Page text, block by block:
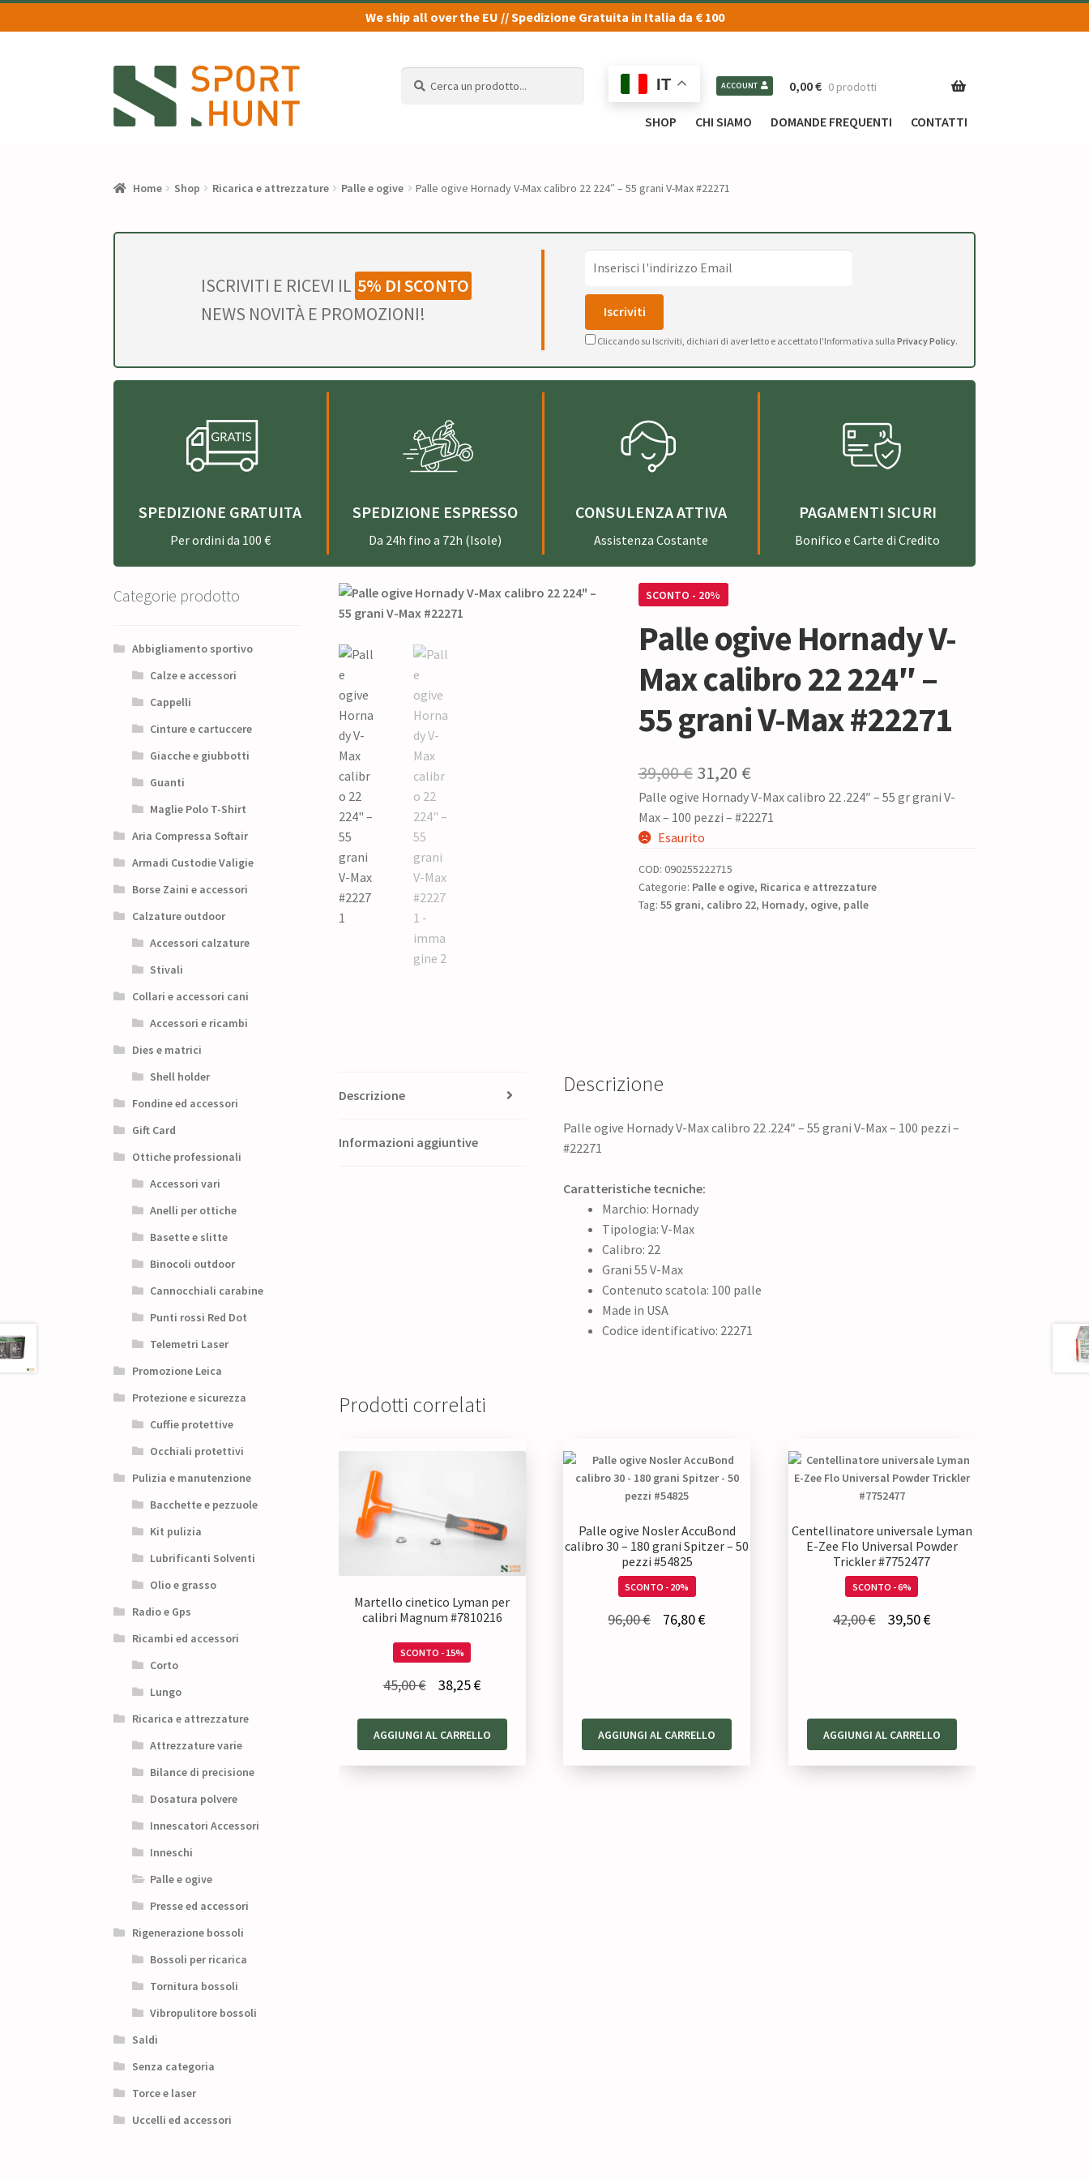
We ship all over the EU // Spedizione Gratuita in Italia da € 100
alla
navigazione
al
contenuto
IT ACCOUNT 0,00€ 0 prodotti
SHOP CHI SIAMO DOMANDE FREQUENTI CONTATTI
Home Shop Ricarica e attrezzature Palle e ogive Palle ogive Hornady V-Max calibro 22 224″ – 55 grani V-Max #22271
ISCRIVITI E RICEVI IL 5% DI SCONTO
NEWS NOVITÀ E PROMOZIONI!
Cliccando su Iscriviti, dichiari di aver letto e accettato l'Informativa sulla Privacy Policy.
SPEDIZIONE GRATUITA
Per ordini da 100 €
SPEDIZIONE ESPRESSO
Da 24h fino a 72h (Isole)
CONSULENZA ATTIVA
Assistenza Costante
PAGAMENTI SICURI
Bonifico e Carte di Credito
SCONTO - 20%
Palle ogive Hornady V-
Max calibro 22 224″ –
55 grani V-Max #22271
39,00€ Il
prezzo
originale
39,00 €.
31,20 €Il
prezzo
31,20 €.
Palle ogive Hornady V-Max calibro 22 .224″ – 55 gr grani V-
Max – 100 pezzi – #22271
Esaurito
COD: 090255222715
Categorie: Palle e ogive, Ricarica e attrezzature
Tag: 55 grani, calibro 22, Hornady, ogive, palle
Descrizione
Informazioni aggiuntive
Descrizione
Palle ogive Hornady V-Max calibro 22 .224″ – 55 grani V-Max – 100 pezzi –
#22271
Caratteristiche tecniche:
Marchio: Hornady
Tipologia: V-Max
Calibro: 22
Grani 55 V-Max
Contenuto scatola: 100 palle
Made in USA
Codice identificativo: 22271
Prodotti correlati
Martello cinetico Lyman per
calibri Magnum #7810216
SCONTO - 15%
45,00€
originale
era:
38,25€Il
attuale
è:
AGGIUNGI AL CARRELLO
Palle ogive Nosler AccuBond
calibro 30 – 180 grani Spitzer – 50
pezzi #54825
SCONTO - 20%
96,00€ 76,80€
AGGIUNGI AL CARRELLO
Centellinatore universale Lyman
E-Zee Flo Universal Powder
Trickler #7752477
SCONTO - 6%
42,00€ 39,50€Il
AGGIUNGI AL CARRELLO
Categorie prodotto
Abbigliamento sportivo
Calze e accessori
Cappelli
Cinture e cartuccere
Giacche e giubbotti
Guanti
Maglie Polo T-Shirt
Aria Compressa Softair
Armadi Custodie Valigie
Borse Zaini e accessori
Calzature outdoor
Accessori calzature
Stivali
Collari e accessori cani
Accessori e ricambi
Dies e matrici
Shell holder
Fondine ed accessori
Gift Card
Ottiche professionali
Accessori vari
Anelli per ottiche
Basette e slitte
Binocoli outdoor
Cannocchiali carabine
Punti rossi Red Dot
Telemetri Laser
Promozione Leica
Protezione e sicurezza
Cuffie protettive
Occhiali protettivi
Pulizia e manutenzione
Bacchette e pezzuole
Kit pulizia
Lubrificanti Solventi
Olio e grasso
Radio e Gps
Ricambi ed accessori
Corto
Lungo
Ricarica e attrezzature
Attrezzature varie
Bilance di precisione
Dosatura polvere
Innescatori Accessori
Inneschi
Palle e ogive
Presse ed accessori
Rigenerazione bossoli
Bossoli per ricarica
Tornitura bossoli
Vibropulitore bossoli
Saldi
Senza categoria
Torce e laser
Uccelli ed accessori